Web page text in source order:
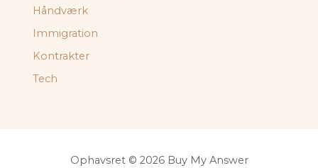
Håndværk
Immigration
Kontrakter
Tech
Ophavsret © 2026 Buy My Answer